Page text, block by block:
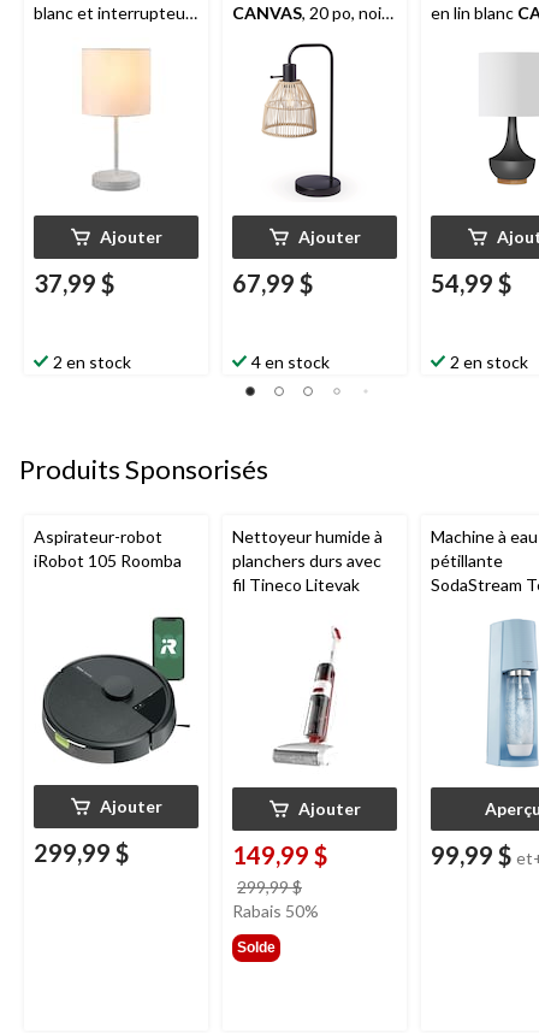
blanc et interrupteur
Ajouter
37,99 $
2 en stock
CANVAS, 20 po, noir
Ajouter
67,99 $
4 en stock
en lin blanc
54,99 $
2 en stock
Produits Sponsorisés
Aspirateur-robot
iRobot 105 Roomba
Ajouter
299,99 $
Nettoyeur humide à
planchers durs avec
fil Tineco Litevak
Ajouter
149,99 $
299,99 $
était
Rabais 50%
Solde
Machine à eau
pétillante
SodaStream
99,99 $